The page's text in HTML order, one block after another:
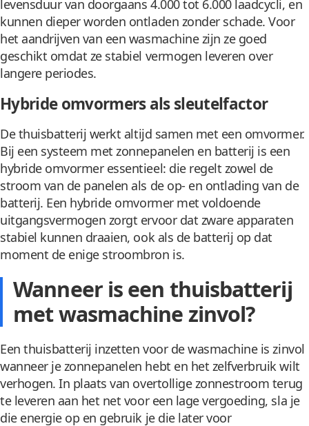
levensduur van doorgaans 4.000 tot 6.000 laadcycli, en
kunnen dieper worden ontladen zonder schade. Voor
het aandrijven van een wasmachine zijn ze goed
geschikt omdat ze stabiel vermogen leveren over
langere periodes.
Hybride omvormers als sleutelfactor
De thuisbatterij werkt altijd samen met een omvormer.
Bij een systeem met zonnepanelen en batterij is een
hybride omvormer essentieel: die regelt zowel de
stroom van de panelen als de op- en ontlading van de
batterij. Een hybride omvormer met voldoende
uitgangsvermogen zorgt ervoor dat zware apparaten
stabiel kunnen draaien, ook als de batterij op dat
moment de enige stroombron is.
Wanneer is een thuisbatterij
met wasmachine zinvol?
Een thuisbatterij inzetten voor de wasmachine is zinvol
wanneer je zonnepanelen hebt en het zelfverbruik wilt
verhogen. In plaats van overtollige zonnestroom terug
te leveren aan het net voor een lage vergoeding, sla je
die energie op en gebruik je die later voor